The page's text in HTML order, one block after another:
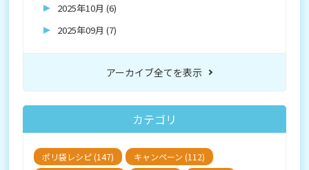
2025年10月 (6)
2025年09月 (7)
アーカイブ全てを表示
カテゴリ
ポリ袋レシピ (147)
キャンペーン (112)